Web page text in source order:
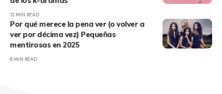
12 MIN READ
Por qué merece la pena ver (o volver a
ver por décima vez) Pequeñas
mentirosas en 2025
8 MIN READ